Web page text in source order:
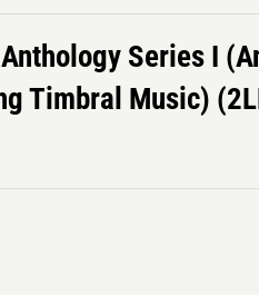
Series I
Timbral Music)